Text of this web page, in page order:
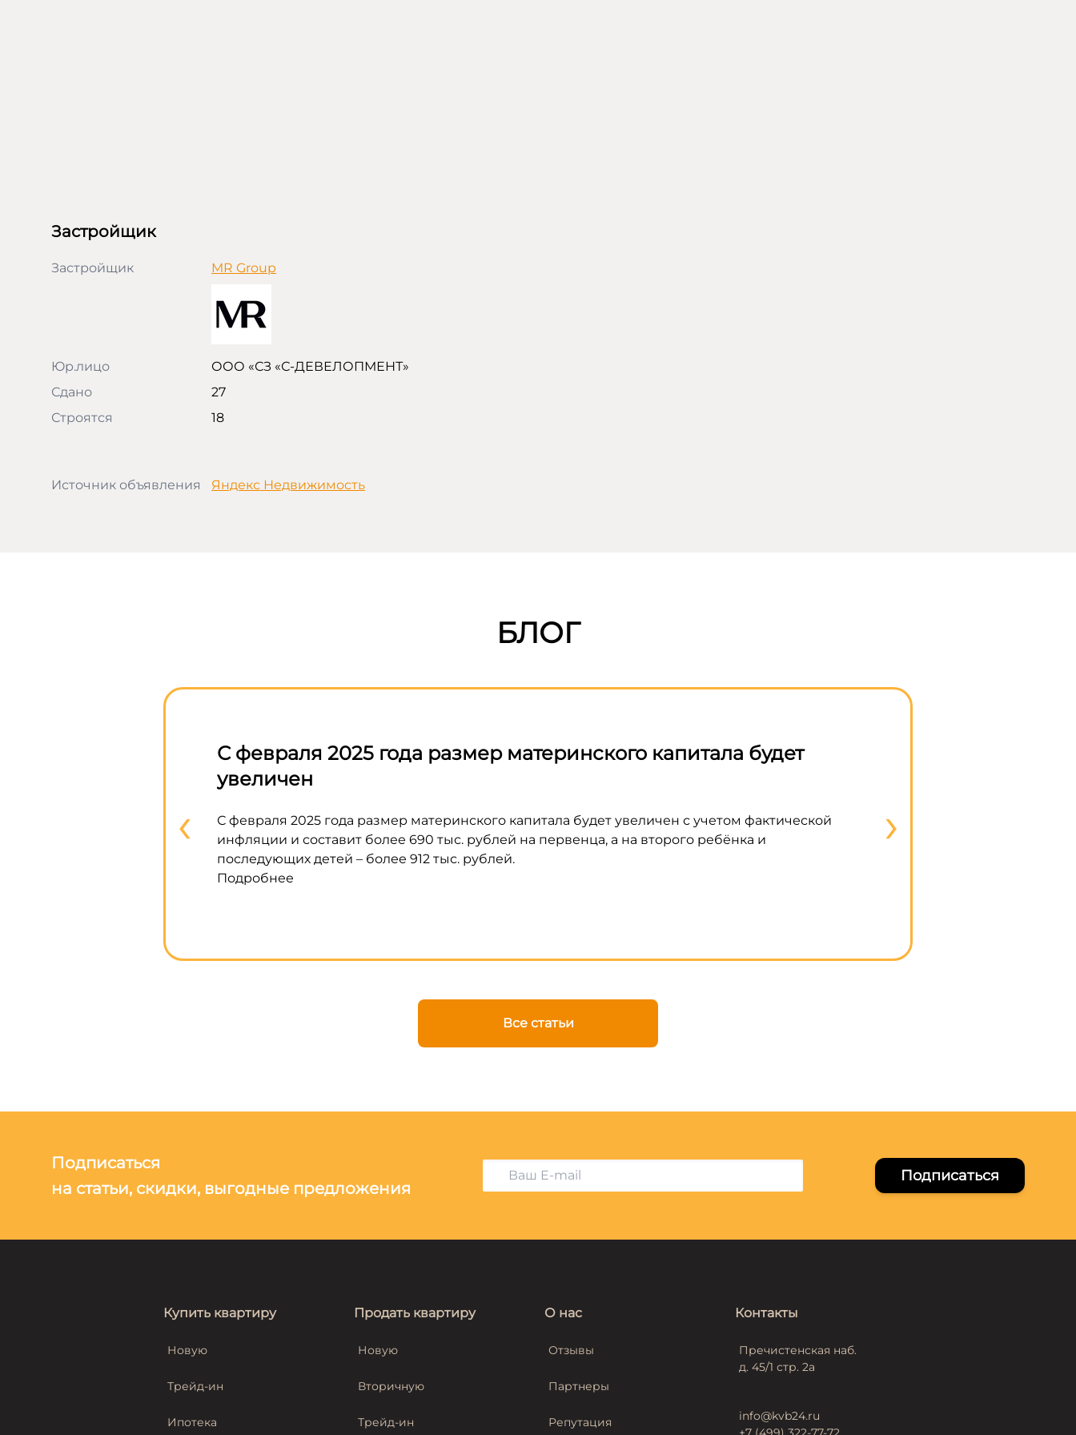
Застройщик
Застройщик MR Group
Юр.лицо
ООО «СЗ «С-ДЕВЕЛОПМЕНТ»
Сдано
27
Строятся
18
Источник объявления Яндекс Недвижимость
БЛОГ
С февраля 2025 года размер материнского капитала будет
увеличен
С февраля 2025 года размер материнского капитала будет увеличен с учетом фактической
инфляции и составит более 690 тыс. рублей на первенца, а на второго ребёнка и
последующих детей – более 912 тыс. рублей.
Подробнее
В правительстве закрепили
строительства
‹ ›
Все статьи
Подписаться
на статьи, скидки, выгодные предложения
Подписаться
Купить квартиру
Новую
Трейд-ин
Ипотека
Продать квартиру
Новую
Вторичную
Трейд-ин
О нас
Отзывы
Партнеры
Репутация
Контакты
Пречистенская наб.
д. 45/1 стр. 2а
info@kvb24.ru